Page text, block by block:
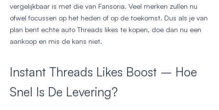
vergelijkbaar is met die van Fansoria. Veel merken zullen nu
ofwel focussen op het heden of op de toekomst. Dus als je van
plan bent echte auto Threads likes te kopen, doe dan nu een
aankoop en mis de kans niet.
Instant Threads Likes Boost – Hoe
Snel Is De Levering?